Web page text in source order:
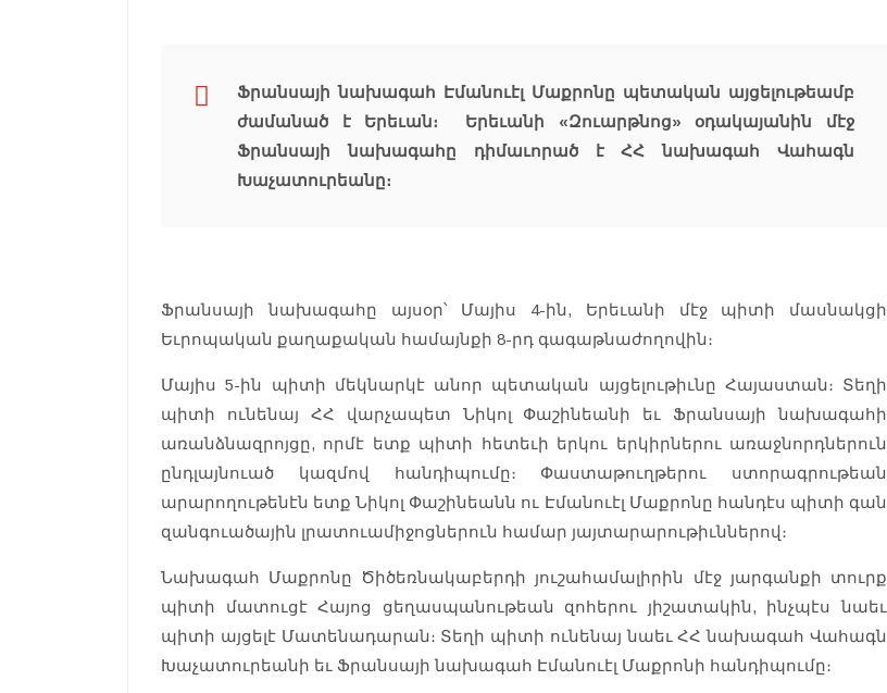
Ֆրանսայի նախագահ Էմանուէլ Մաքրոնը պետական այցելութեամբ
ժամանած է Երեւան։ Երեւանի «Զուարթնոց» օդակայանին մէջ
Ֆրանսայի նախագահը դիմաւորած է ՀՀ նախագահ Վահագն
Խաչատուրեանը։
Ֆրանսայի նախագահը այսօր՝ Մայիս 4-ին, Երեւանի մէջ պիտի մասնակցի
Եւրոպական քաղաքական համայնքի 8-րդ գագաթնաժողովին։
Մայիս 5-ին պիտի մեկնարկէ անոր պետական այցելութիւնը Հայաստան։ Տեղի
պիտի ունենայ ՀՀ վարչապետ Նիկոլ Փաշինեանի եւ Ֆրանսայի նախագահի
առանձնազրոյցը, որմէ ետք պիտի հետեւի երկու երկիրներու առաջնորդներուն
ընդլայնուած կազմով հանդիպումը։ Փաստաթուղթերու ստորագրութեան
արարողութենէն ետք Նիկոլ Փաշինեանն ու Էմանուէլ Մաքրոնը հանդէս պիտի գան
զանգուածային լրատուամիջոցներուն համար յայտարարութիւններով։
Նախագահ Մաքրոնը Ծիծեռնակաբերդի յուշահամալիրին մէջ յարգանքի տուրք
պիտի մատուցէ Հայոց ցեղասպանութեան զոհերու յիշատակին, ինչպէս նաեւ
պիտի այցելէ Մատենադարան։ Տեղի պիտի ունենայ նաեւ ՀՀ նախագահ Վահագն
Խաչատուրեանի եւ Ֆրանսայի նախագահ Էմանուէլ Մաքրոնի հանդիպումը։